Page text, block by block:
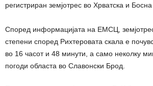
регистриран земјотрес во Хрватска и
Според информацијата на ЕМСЦ,
степени според Рихтеровата скала е
во 16 часот и 48 минути, а само неколку
погоди областа во Славонски Брод.